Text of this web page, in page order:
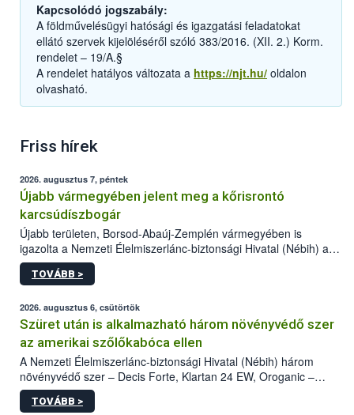
Kapcsolódó jogszabály:
A földművelésügyi hatósági és igazgatási feladatokat
ellátó szervek kijelöléséről szóló 383/2016. (XII. 2.) Korm.
rendelet – 19/A.§
A rendelet hatályos változata a https://njt.hu/ oldalon
olvasható.
Friss hírek
2026. augusztus 7, péntek
Újabb vármegyében jelent meg a kőrisrontó
karcsúdíszbogár
Újabb területen, Borsod-Abaúj-Zemplén vármegyében is
igazolta a Nemzeti Élelmiszerlánc-biztonsági Hivatal (Nébih) a
kőrisrontó karcsúdíszbogár (Agrilus planipennis) jelenlétét. A
kártevőt nem csak színcsapdában találták meg, de már fertőzött
az intenzív felderítést, emellett az intézkedéseket a szlovák
hatósággal is összehangolják a terjedés megállítása érdekében.
TOVÁBB >
2026. augusztus 6, csütörtök
Szüret után is alkalmazható három növényvédő szer
az amerikai szőlőkabóca ellen
A Nemzeti Élelmiszerlánc-biztonsági Hivatal (Nébih) három
növényvédő szer – Decis Forte, Klartan 24 EW, Oroganic –
engedélyokiratát módosította, így azok a szüretet követően,
egészen a vesszőérettség (BBCH 91) stádiumáig
TOVÁBB >